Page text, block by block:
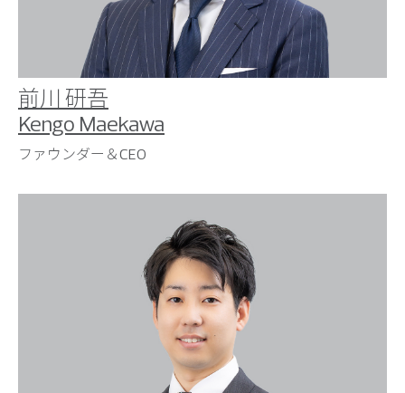
前川 研吾
Kengo Maekawa
ファウンダー＆CEO